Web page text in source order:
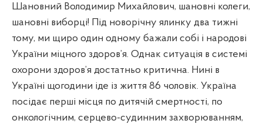
Шановний Володимир Михайлович, шановні колеги,
шановні виборці! Під новорічну ялинку два тижні
тому, ми щиро один одному бажали собі і народові
України міцного здоров’я. Однак ситуація в системі
охорони здоров’я достатньо критична. Нині в
Україні щогодини іде із життя 86 чоловік. Україна
посідає перші місця по дитячій смертності, по
онкологічним, серцево-судинним захворюванням,